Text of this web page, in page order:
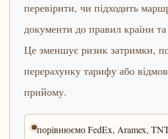
перевірити, чи підходить
документи до правил країни
Це зменшує ризик затримки,
перерахунку тарифу або
прийому.
порівнюємо FedEx, Aramex,